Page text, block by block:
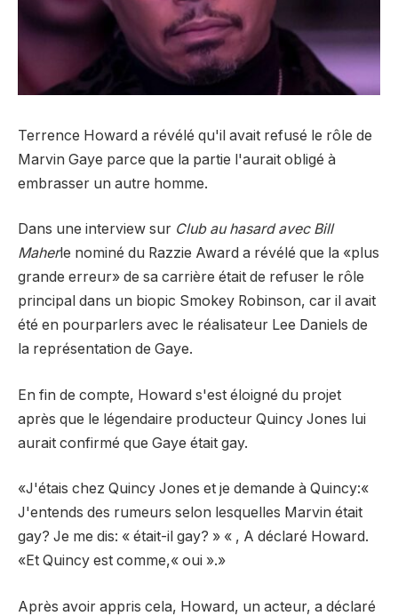
Terrence Howard a révélé qu'il avait refusé le rôle de
Marvin Gaye parce que la partie l'aurait obligé à
embrasser un autre homme.
Dans une interview sur Club au hasard avec Bill
Maherle nominé du Razzie Award a révélé que la «plus
grande erreur» de sa carrière était de refuser le rôle
principal dans un biopic Smokey Robinson, car il avait
été en pourparlers avec le réalisateur Lee Daniels de
la représentation de Gaye.
En fin de compte, Howard s'est éloigné du projet
après que le légendaire producteur Quincy Jones lui
aurait confirmé que Gaye était gay.
«J'étais chez Quincy Jones et je demande à Quincy:«
J'entends des rumeurs selon lesquelles Marvin était
gay? Je me dis: « était-il gay? » « , A déclaré Howard.
«Et Quincy est comme,« oui ».»
Après avoir appris cela, Howard, un acteur, a déclaré